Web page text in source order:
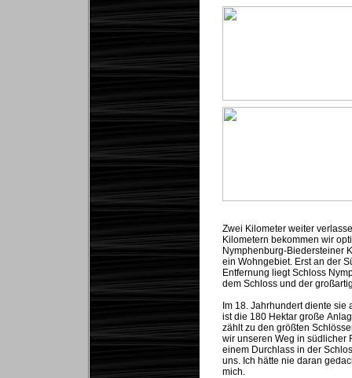
Zwei Kilometer weiter
Kilometern bekommen wir
Nymphenburg-Biedersteiner
ein Wohngebiet. Erst an der
Entfernung liegt Schloss
dem Schloss und der
Im 18. Jahrhundert diente
ist die 180 Hektar große
zählt zu den größten
wir unseren Weg in südlicher
einem Durchlass in der
uns. Ich hätte nie daran
mich.